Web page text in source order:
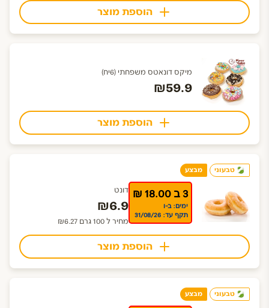
הוספת מוצר
מיקס דונאטס משפחתי (6יח)
₪59.9
הוספת מוצר
טבעוני מבצע
3 ב 18.00 ₪
ימים: ב-ו
תקף עד: 31/08/26
דונט
₪6.9
מחיר ל 100 גרם ₪6.27
הוספת מוצר
טבעוני מבצע